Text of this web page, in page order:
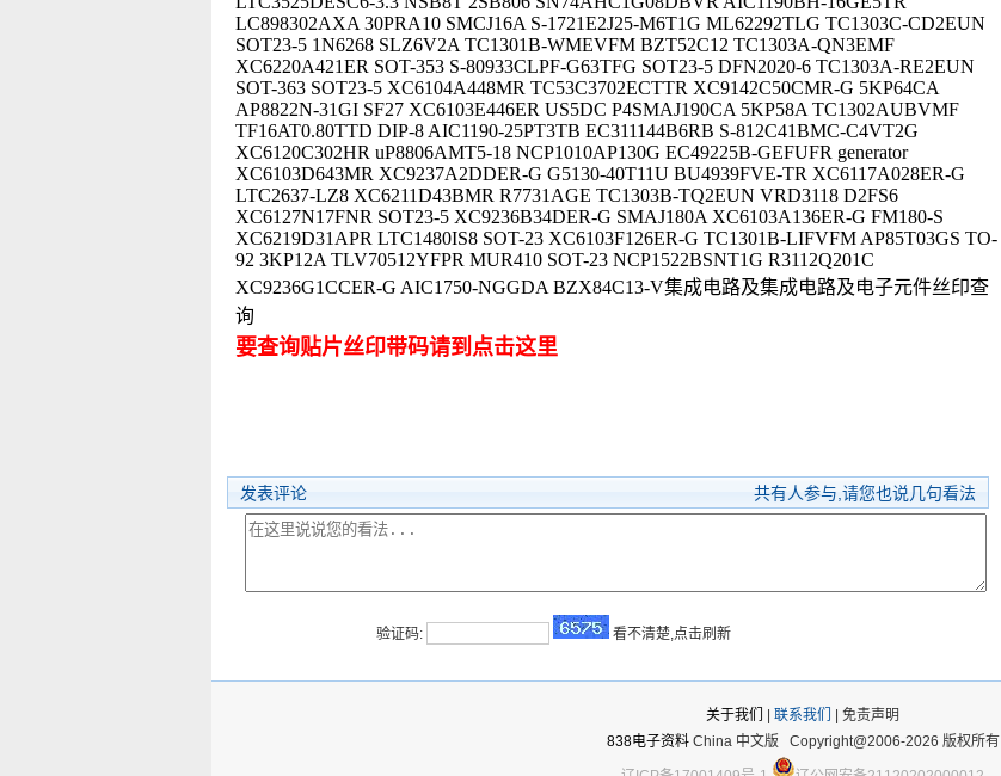
LC898302AXA 30PRA10 SMCJ16A S-1721E2J25-M6T1G ML62292TLG TC1303C-CD2EUN
SOT23-5 1N6268 SLZ6V2A TC1301B-WMEVFM BZT52C12 TC1303A-QN3EMF
XC6220A421ER SOT-353 S-80933CLPF-G63TFG SOT23-5 DFN2020-6 TC1303A-RE2EUN
SOT-363 SOT23-5 XC6104A448MR TC53C3702ECTTR XC9142C50CMR-G 5KP64CA
AP8822N-31GI SF27 XC6103E446ER US5DC P4SMAJ190CA 5KP58A TC1302AUBVMF
TF16AT0.80TTD DIP-8 AIC1190-25PT3TB EC311144B6RB S-812C41BMC-C4VT2G
XC6120C302HR uP8806AMT5-18 NCP1010AP130G EC49225B-GEFUFR generator
XC6103D643MR XC9237A2DDER-G G5130-40T11U BU4939FVE-TR XC6117A028ER-G
LTC2637-LZ8 XC6211D43BMR R7731AGE TC1303B-TQ2EUN VRD3118 D2FS6
XC6127N17FNR SOT23-5 XC9236B34DER-G SMAJ180A XC6103A136ER-G FM180-S
XC6219D31APR LTC1480IS8 SOT-23 XC6103F126ER-G TC1301B-LIFVFM AP85T03GS TO-
92 3KP12A TLV70512YFPR MUR410 SOT-23 NCP1522BSNT1G R3112Q201C
XC9236G1CCER-G AIC1750-NGGDA BZX84C13-V集成电路及集成电路及电子元件丝印查
询
要查询贴片丝印带码请到点击这里
发表评论 共有人参与,请您也说几句看法
验证码: 看不清楚,点击刷新
关于我们 联系我们
| 免责声明
838电子资料China 中文版 Copyright@2006-2026 版权所有